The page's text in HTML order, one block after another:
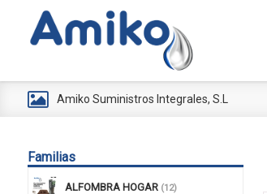
Amiko Suministros Integrales, S.L
Familias
ALFOMBRA HOGAR (12)